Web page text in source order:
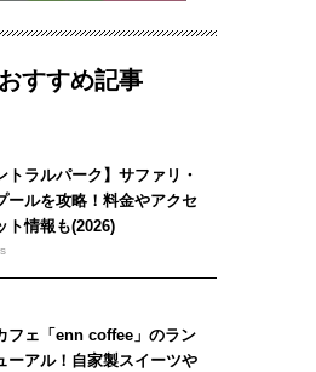
すすめ記事
トラルパーク】サファリ・
ールを攻略！料金やアクセ
ト情報も(2026)
フェ「enn coffee」のラン
ーアル！自家製スイーツや